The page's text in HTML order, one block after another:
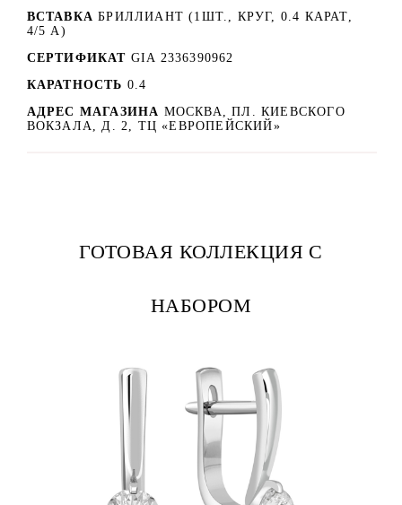
ВСТАВКА БРИЛЛИАНТ (1ШТ., КРУГ, 0.4 КАРАТ,
4/5 А)
СЕРТИФИКАТ GIA 2336390962
КАРАТНОСТЬ 0.4
АДРЕС МАГАЗИНА МОСКВА, ПЛ. КИЕВСКОГО
ВОКЗАЛА, Д. 2, ТЦ «ЕВРОПЕЙСКИЙ»
ГОТОВАЯ КОЛЛЕКЦИЯ С
НАБОРОМ